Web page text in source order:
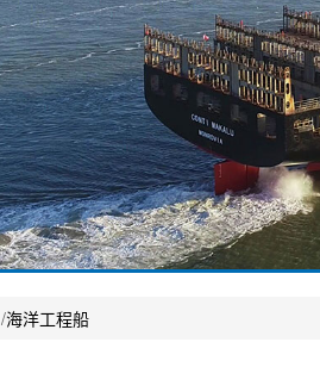
/海洋工程船